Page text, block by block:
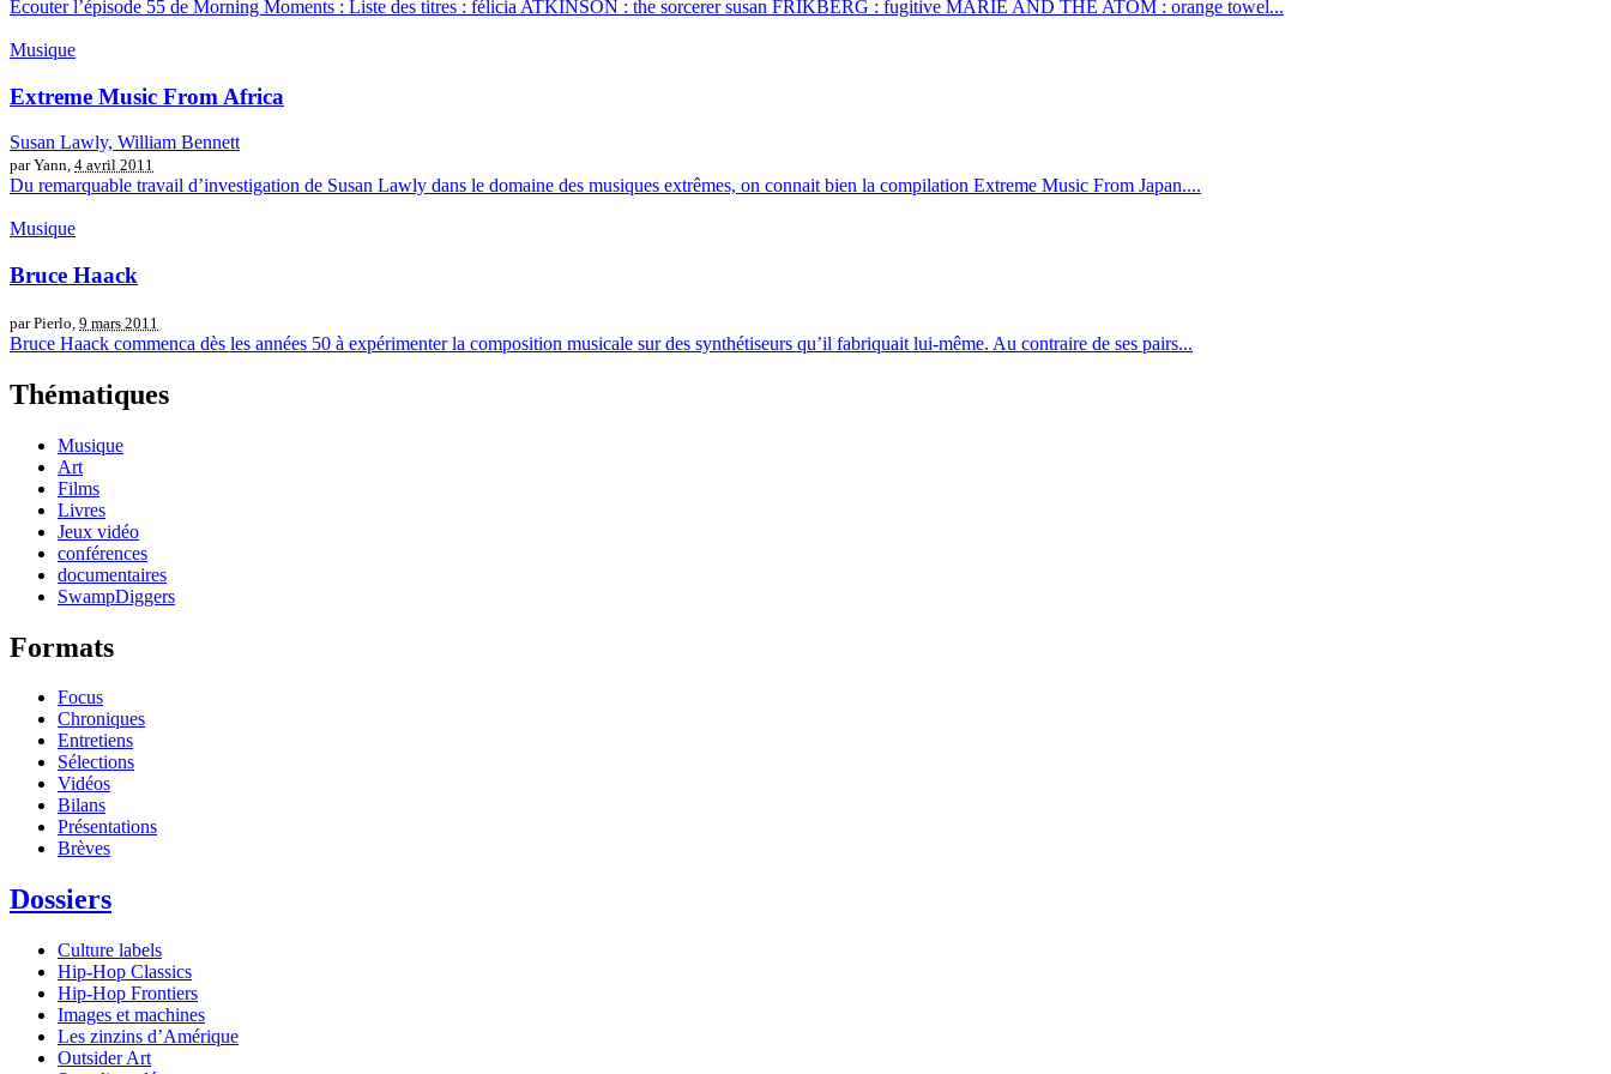
Écouter l’épisode 55 de Morning Moments : Liste des titres : félicia ATKINSON : the sorcerer susan FRIKBERG : fugitive MARIE AND THE ATOM : orange towel...
Musique
Extreme Music From Africa
Susan Lawly, William Bennett
par Yann, 4 avril 2011
Du remarquable travail d’investigation de Susan Lawly dans le domaine des musiques extrêmes, on connait bien la compilation Extreme Music From Japan....
Musique
Bruce Haack
par Pierlo, 9 mars 2011
Bruce Haack commenca dès les années 50 à expérimenter la composition musicale sur des synthétiseurs qu’il fabriquait lui-même. Au contraire de ses pairs...
Thématiques
Musique
Art
Films
Livres
Jeux vidéo
conférences
documentaires
SwampDiggers
Formats
Focus
Chroniques
Entretiens
Sélections
Vidéos
Bilans
Présentations
Brèves
Dossiers
Culture labels
Hip-Hop Classics
Hip-Hop Frontiers
Images et machines
Les zinzins d’Amérique
Outsider Art